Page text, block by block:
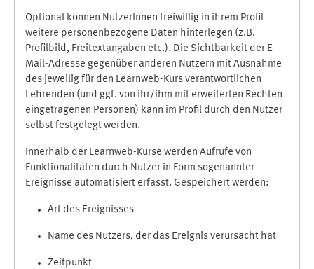
Optional können NutzerInnen freiwillig in ihrem Profil
weitere personenbezogene Daten hinterlegen (z.B.
Profilbild, Freitextangaben etc.). Die Sichtbarkeit der E-
Mail-Adresse gegenüber anderen Nutzern mit Ausnahme
des jeweilig für den Learnweb-Kurs verantwortlichen
Lehrenden (und ggf. von ihr/ihm mit erweiterten Rechten
eingetragenen Personen) kann im Profil durch den Nutzer
selbst festgelegt werden.
Innerhalb der Learnweb-Kurse werden Aufrufe von
Funktionalitäten durch Nutzer in Form sogenannter
Ereignisse automatisiert erfasst. Gespeichert werden:
Art des Ereignisses
Name des Nutzers, der das Ereignis verursacht hat
Zeitpunkt